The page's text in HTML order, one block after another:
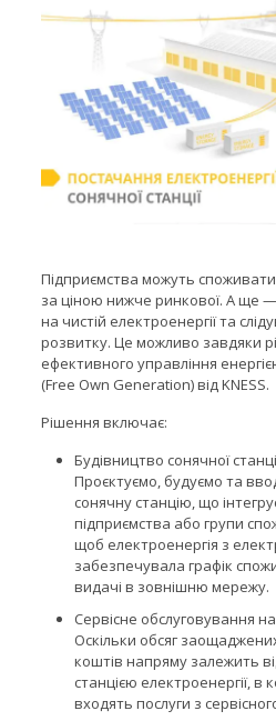
Підприємства можуть
за ціною нижче ринкової. А ще
на чистій електроенергії та
розвитку. Це можливо завдяки
ефективного управління
(Free Own Generation) від KNESS.
Рішення включає:
Будівництво сонячної
Проєктуємо, будуємо та
сонячну станцію, що
підприємства або групи
щоб електроенергія з
забезпечувала графік
видачі в зовнішню мережу.
Сервісне обслуговування на
Оскільки обсяг
коштів напряму залежить
станцією електроенергії, в
входять послуги з